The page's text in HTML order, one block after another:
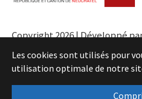
Les cookies sont utilisés pour
utilisation optimale de notre
Copyright 2026 | Développé
de l'Entité neuchâteloise |